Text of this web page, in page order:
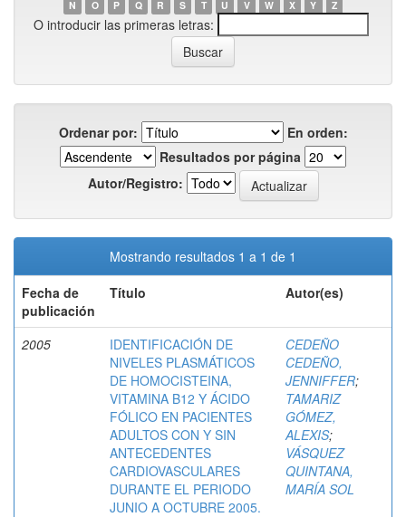
N
O P Q R S T U V W X Y Z
O introducir las primeras letras:
Ordenar por:
En orden:
Resultados por página
Autor/Registro:
Mostrando resultados 1 a 1 de 1
Fecha de
publicación
Título Autor(es)
2005
IDENTIFICACIÓN DE
NIVELES PLASMÁTICOS
DE HOMOCISTEINA,
VITAMINA B12 Y ÁCIDO
FÓLICO EN PACIENTES
ADULTOS CON Y SIN
ANTECEDENTES
CARDIOVASCULARES
DURANTE EL PERIODO
JUNIO A OCTUBRE 2005.
CEDEÑO
CEDEÑO,
JENNIFFER;
TAMARIZ
GÓMEZ,
ALEXIS;
VÁSQUEZ
QUINTANA,
MARÍA SOL